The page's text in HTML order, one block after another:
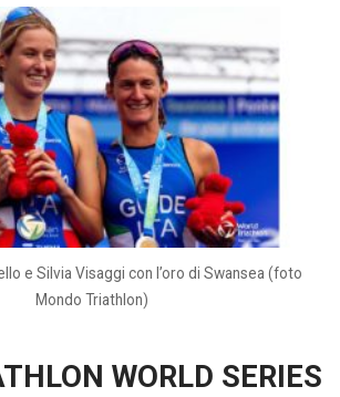
e Silvia Visaggi con l’oro di Swansea (foto
Mondo Triathlon)
WORLD SERIES